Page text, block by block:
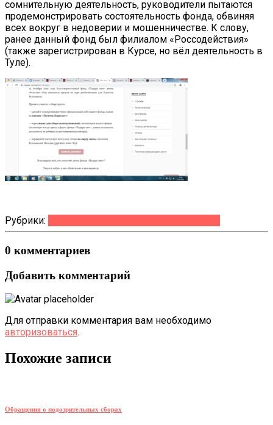
сомнительную деятельность, руководители пытаются
продемонстрировать состоятельность фонда, обвиняя
всех вокруг в недоверии и мошенничестве. К слову,
ранее данный фонд был филиалом «Россодействия»
(также зарегистрирован в Курсе, но вёл деятельность в
Туле).
Рубрики:
0 комментариев
Добавить комментарий
Для отправки комментария вам необходимо
авторизоваться.
Похожие записи
Обращения о подозрительных сборах